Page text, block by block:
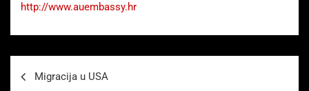
http://www.auembassy.hr
Migracija u USA